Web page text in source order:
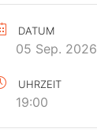
DATUM
05 Sep. 2026
UHRZEIT
19:00